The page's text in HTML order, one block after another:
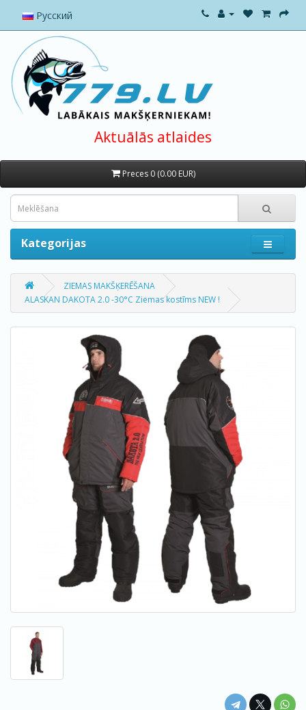
Русский
Aktuālās atlaides
Preces 0 (0.00 EUR)
Kategorijas
ZIEMAS MAKŠĶERĒŠANA
ALASKAN DAKOTA 2.0 -30°C Ziemas kostīms NEW !